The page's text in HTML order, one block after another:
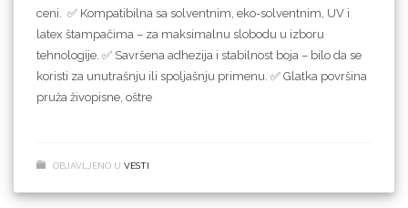
ceni. ✅ Kompatibilna sa solventnim, eko-solventnim, UV i
latex štampačima – za maksimalnu slobodu u izboru
tehnologije. ✅ Savršena adhezija i stabilnost boja – bilo da se
koristi za unutrašnju ili spoljašnju primenu. ✅ Glatka površina
pruža živopisne, oštre
OBJAVLJENO U VESTI